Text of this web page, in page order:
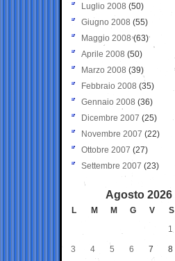
Luglio 2008 (50)
Giugno 2008 (55)
Maggio 2008(63)
Aprile 2008 (50)
Marzo 2008 (39)
Febbraio 2008 (35)
Gennaio 2008 (36)
Dicembre 2007 (25)
Novembre 2007 (22)
Ottobre 2007 (27)
Settembre 2007 (23)
Agosto 2026
L M M G V S
1
3 4 5 6 7 8